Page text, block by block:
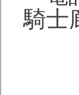
騎士